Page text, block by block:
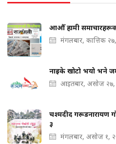
आऔँ हामी
मंगलबार, कात्तिक
नाइके खोटो भयो भने
आइतबार, असोज २७,
चश्मदीद गरूडनारायण
३
मंगलबार, असोज १,